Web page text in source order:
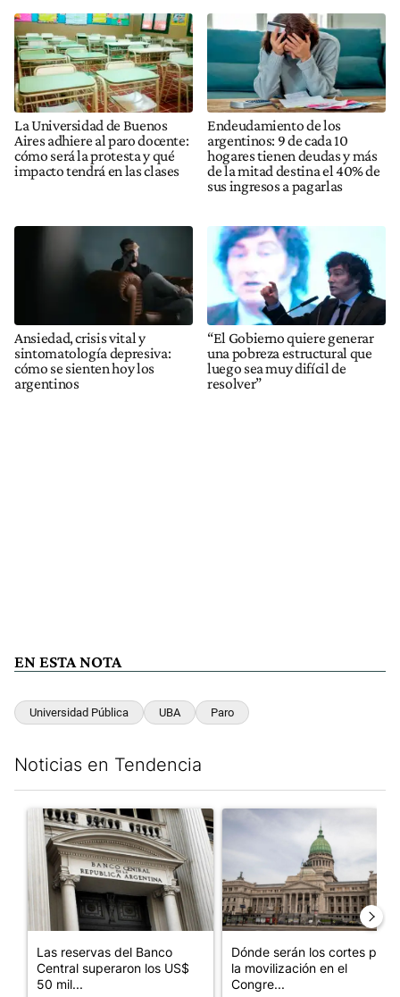
La Universidad de Buenos
Aires adhiere al paro docente:
cómo será la protesta y qué
impacto tendrá en las clases
Endeudamiento de los
argentinos: 9 de cada 10
hogares tienen deudas y más
de la mitad destina el 40% de
sus ingresos a pagarlas
Ansiedad, crisis vital y
sintomatología depresiva:
cómo se sienten hoy los
argentinos
“El Gobierno quiere generar
una pobreza estructural que
luego sea muy difícil de
resolver”
EN ESTA NOTA
Universidad Pública UBA Paro
Noticias en Tendencia
Un artículo de tendencia con el título "Las reservas del Banco
Las reservas del Banco
Central superaron los US$
50 mil...
Un artículo de tendencia
Dónde serán los cortes por
la movilización en el
Congre...